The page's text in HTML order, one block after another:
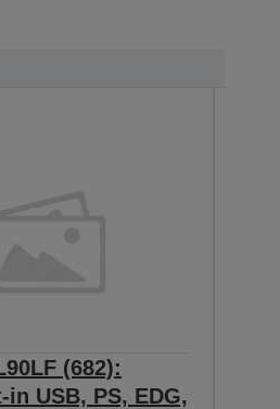
(682):
USB, PS, EDG,